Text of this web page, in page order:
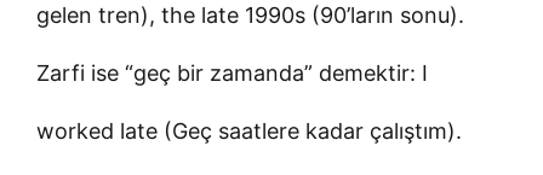
gelen tren), the late 1990s (90’ların sonu).
Zarfi ise “geç bir zamanda” demektir: I
worked late (Geç saatlere kadar çalıştım).